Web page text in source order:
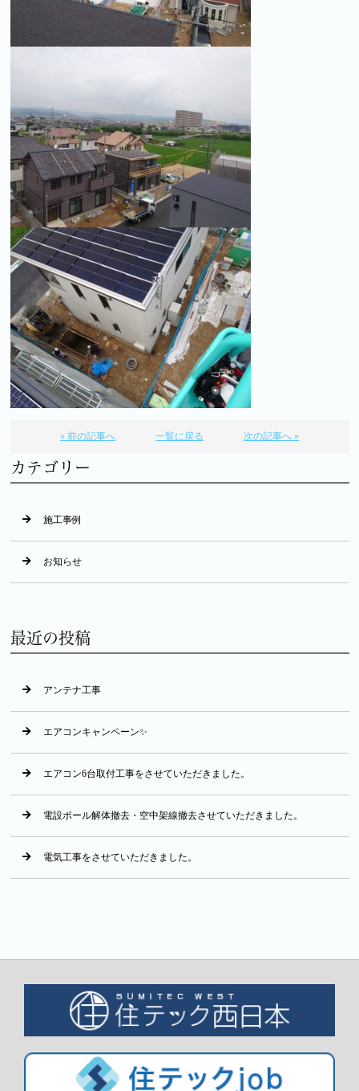
« 前の記事へ 一覧に戻る 次の記事へ »
カテゴリー
施工事例
お知らせ
最近の投稿
アンテナ工事
エアコンキャンペーン✨
エアコン6台取付工事をさせていただきました。
電設ポール解体撤去・空中架線撤去させていただきました。
電気工事をさせていただきました。